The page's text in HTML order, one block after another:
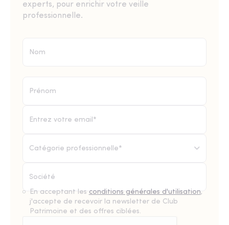
experts, pour enrichir votre veille
professionnelle.
Catégorie professionnelle*
En acceptant les conditions générales d'utilisation,
j'accepte de recevoir la newsletter de Club
Patrimoine et des offres ciblées.